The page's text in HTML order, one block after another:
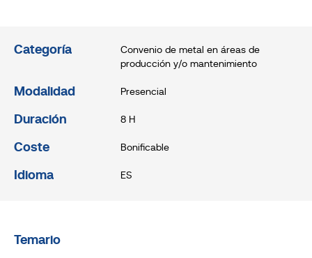
Categoría
Convenio de metal en áreas de
producción y/o mantenimiento
Modalidad Presencial
Duración 8 H
Coste Bonificable
Idioma ES
Temario